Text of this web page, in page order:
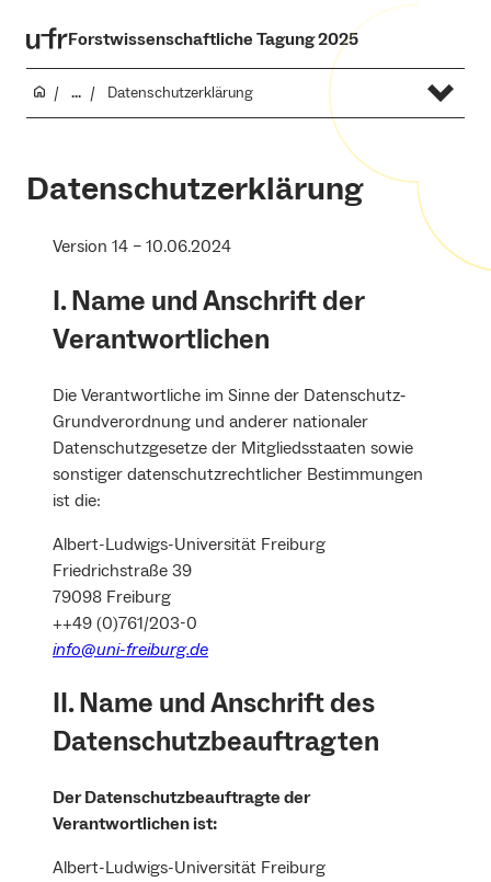
Forstwissenschaftliche Tagung 2025
... Datenschutzerklärung
Datenschutzerklärung
Version 14 – 10.06.2024
I. Name und Anschrift der
Verantwortlichen
Die Verantwortliche im Sinne der Datenschutz‐
Grundverordnung und anderer nationaler
Datenschutzgesetze der Mitgliedsstaaten sowie
sonstiger datenschutzrechtlicher Bestimmungen
ist die:
Albert-Ludwigs-Universität Freiburg
Friedrichstraße 39
79098 Freiburg
++49 (0)761/203-0
info@uni-freiburg.de
II. Name und Anschrift des
Datenschutzbeauftragten
Der Datenschutzbeauftragte der
Verantwortlichen ist:
Albert-Ludwigs-Universität Freiburg